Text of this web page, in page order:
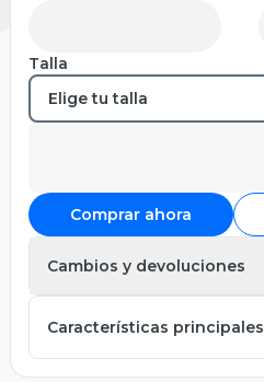
Talla
Comprar ahora
Cambios y devoluciones
Características principales